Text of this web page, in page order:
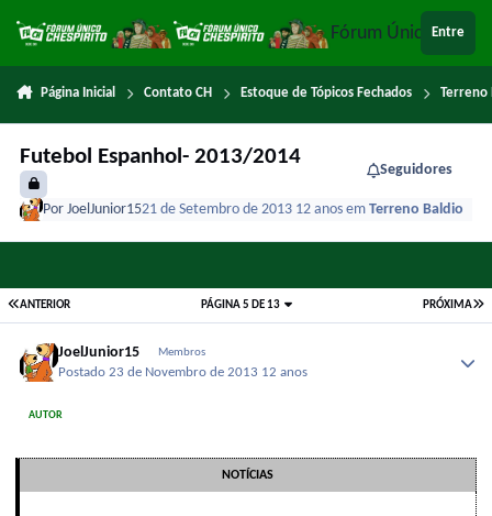
Fórum ÚnicoEntre
Página Inicial Contato CH Estoque de Tópicos Fechados
Futebol Espanhol- 2013/2014
Seguidores
PorJoelJunior1521 de Setembro de 2013 12 anosemTerreno Baldio
ANTERIOR PRÓXIMA
PÁGINA 5 DE 13
JoelJunior15 Membros
Postado23 de Novembro de 2013 12 anos
AUTOR
NOTÍCIAS